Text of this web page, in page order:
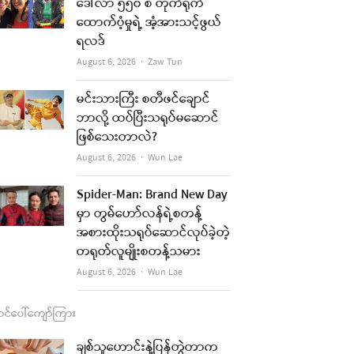
o
g
m
b
e
ထောက်ပံ့မှုရဲ့ အံ့အားသင့်ဖွယ်
ရလဒ်
August 6, 2026 Author
Zaw Tun
မင်းသားကြီး စတီဖင်ချောင်
ဘာလို့ ထပ်ပြီးသရုပ်မဆောင်
ဖြစ်သေးတာလဲ?
August 6, 2026 Author
Wun Lae
Spider-Man: Brand New Day
မှာ တွမ်ဟော်လန်ရဲ့စတန့်
အစားထိုးသရုပ်ဆောင်လုပ်ခဲ့တဲ့
တရုတ်လူမျိုးစတန့်သမား
August 6, 2026 Author
Wun Lae
ပေါ်ကျော်ကြား
ချစ်သူဟောင်းနဲ့ပြန်တွဲတာက